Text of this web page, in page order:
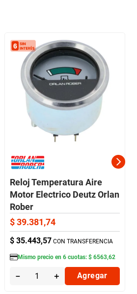
Reloj Temperatura Aire
Motor Electrico Deutz Orlan
Rober
$ 39.381,74
$ 35.443,57 CON TRANSFERENCIA
Mismo precio en 6cuotas: $ 6563,62
＋
－ Agregar